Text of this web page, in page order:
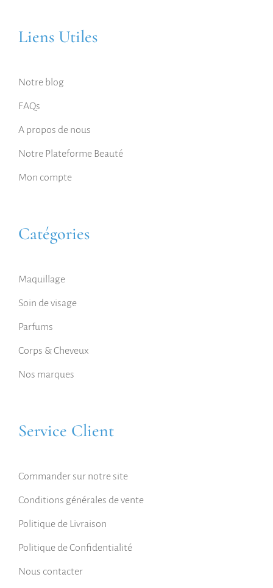
Liens Utiles
Notre blog
FAQs
A propos de nous
Notre Plateforme Beauté
Mon compte
Catégories
Maquillage
Soin de visage
Parfums
Corps & Cheveux
Nos marques
Service Client
Commander sur notre site
Conditions générales de vente
Politique de Livraison
Politique de Confidentialité
Nous contacter